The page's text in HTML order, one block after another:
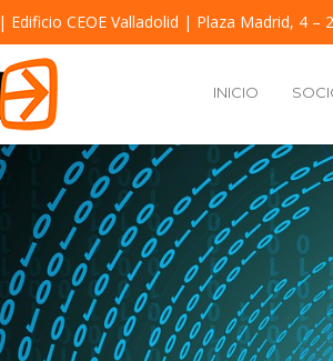
| Edificio CEOE Valladolid | Plaza Madrid, 4 –
INICIO